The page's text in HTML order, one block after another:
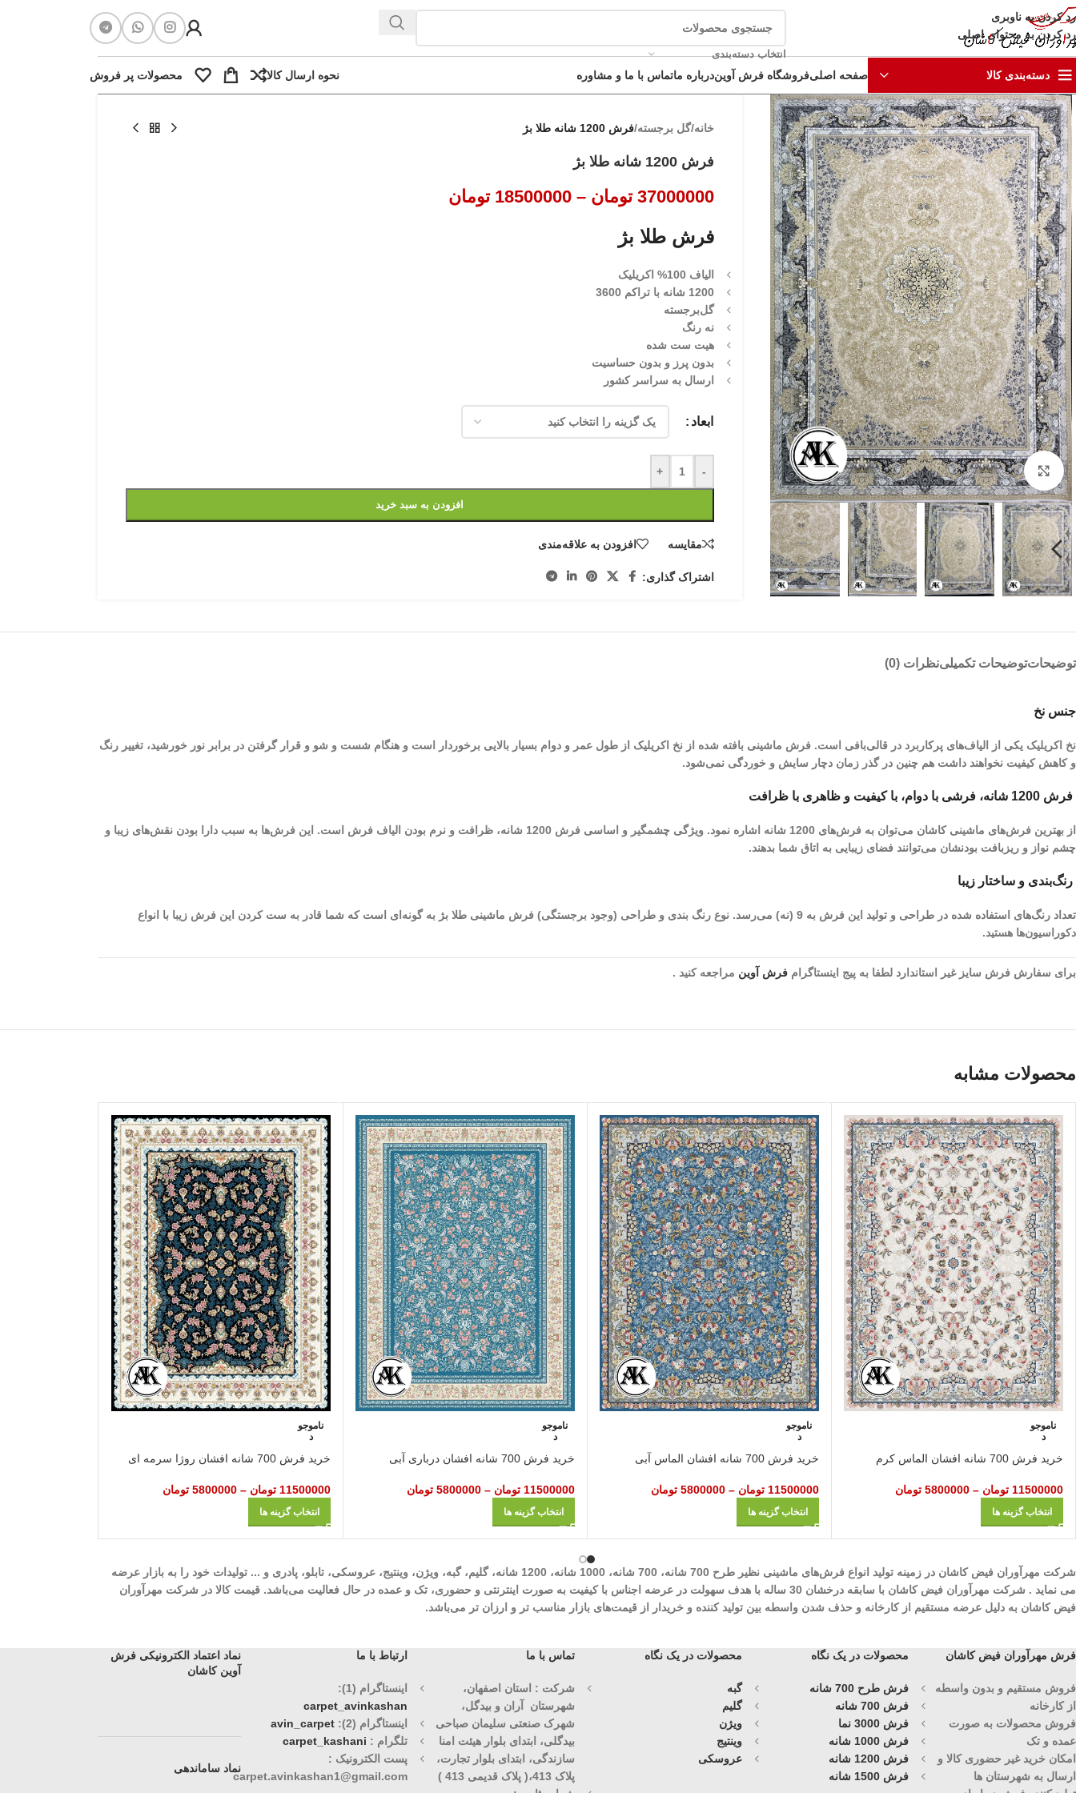
رد کردن به ناوبری
رد کردن به محتوای اصلی
انتخاب دسته‌بندی
دسته‌بندی کالا صفحه اصلیفروشگاه فرش آویندرباره ماتماس با ما و مشاوره نحوه ارسال کالا محصولات پر فروش
بزرگنمایی تصویر
خانه/گل برجسته/فرش 1200 شانه طلا بژ
فرش 1200 شانه طلا بژ
37000000 تومان –
18500000 تومان
فرش طلا بژ
الیاف 100% اکریلیک
1200 شانه با تراکم 3600
گل‌برجسته
نه رنگ
هیت ست شده
بدون پرز و بدون حساسیت
ارسال به سراسر کشور
ابعاد
-
+
افزودن به سبد خرید
مقایسه افزودن به علاقه‌مندی
اشتراک گذاری:
توضیحاتتوضیحات تکمیلینظرات (0)
جنس نخ
نخ اکریلیک یکی از الیاف­‌های پرکاربرد در قالی‌بافی است. فرش ماشینی بافته شده از نخ اکریلیک از طول عمر و دوام بسیار بالایی برخوردار است و هنگام شست و شو و قرار گرفتن در برابر نور خورشید، تغییر رنگ
و کاهش کیفیت نخواهند داشت هم چنین در گذر زمان دچار سایش و خوردگی نمی‌شود.
فرش 1200 شانه، فرشی با دوام، با کیفیت و ظاهری با ظرافت
از بهترین فرش‌های ماشینی کاشان می‌توان به فرش‌های 1200 شانه اشاره نمود. ویژگی چشمگیر و اساسی فرش 1200 شانه، ظرافت و نرم بودن الیاف فرش است. این فرش‌ها به سبب دارا بودن نقش‌های زیبا و
چشم نواز و ریز‌بافت بودنشان می‌توانند فضای زیبایی به اتاق شما بدهند.
رنگ‌بندی و ساختار زیبا
تعداد رنگ‌های استفاده شده در طراحی و تولید این فرش به 9 (نه) می‌رسد. نوع رنگ بندی و طراحی (وجود برجستگی) فرش ماشینی طلا بژ به گونه‌ای است که شما قادر به ست کردن این فرش زیبا با انواع
دکوراسیون‌ها هستید.
برای سفارش فرش سایز غیر استاندارد لطفا به پیج اینستاگرام فرش آوین مراجعه کنید .
محصولات مشابه
ناموجو
د
خرید فرش 700 شانه افشان الماس کرم
11500000 تومان –
5800000 تومان
انتخاب گزینه ها
ناموجو
د
خرید فرش 700 شانه افشان الماس آبی
11500000 تومان –
5800000 تومان
انتخاب گزینه ها
ناموجو
د
خرید فرش 700 شانه افشان درباری آبی
11500000 تومان –
5800000 تومان
انتخاب گزینه ها
ناموجو
د
خرید فرش 700 شانه افشان روژا سرمه ای
11500000 تومان –
5800000 تومان
انتخاب گزینه ها
شرکت مهرآوران فیض کاشان در زمینه تولید انواع فرش‌های ماشینی نظیر طرح 700 شانه، 700 شانه، 1000 شانه، 1200 شانه، گلیم، گبه، ویژن، وینتیج، عروسکی، تابلو، پادری و ... تولیدات خود را به بازار عرضه
می نماید . شرکت مهرآوران فیض کاشان با سابقه درخشان 30 ساله با هدف سهولت در عرضه اجناس با کیفیت به صورت اینترنتی و حضوری، تک و عمده در حال فعالیت می‌باشد. قیمت کالا در شرکت مهرآوران
فیض کاشان به دلیل عرضه مستقیم از کارخانه و حذف شدن واسطه بین تولید کننده و خریدار از قیمت‌های بازار مناسب تر و ارزان تر می‌باشد.
فرش مهرآوران فیض کاشان
فروش مستقیم و بدون واسطه
از کارخانه
فروش محصولات به صورت
عمده و تک
امکان خرید غیر حضوری کالا و
ارسال به شهرستان ها
محصولات در یک نگاه
فرش طرح 700 شانه
فرش 700 شانه
فرش 3000 نما
فرش 1000 شانه
فرش 1200 شانه
فرش 1500 شانه
محصولات در یک نگاه
گبه
گلیم
ویژن
وینتیج
عروسکی
تماس با ما
شرکت : استان اصفهان،
شهرستان آران و بیدگل،
شهرک صنعتی سلیمان صباحی
بیدگلی، ابتدای بلوار هیئت امنا
سازندگی، ابتدای بلوار تجارت،
پلاک 413،( پلاک قدیمی 413 )
ارتباط با ما
اینستاگرام (1):
carpet_avinkashan
اینستاگرام (2):
avin_carpet
تلگرام : carpet_kashani
پست الکترونیک :
carpet.avinkashan1@gmail.com
نماد اعتماد الکترونیکی فرش
آوین کاشان
نماد ساماندهی